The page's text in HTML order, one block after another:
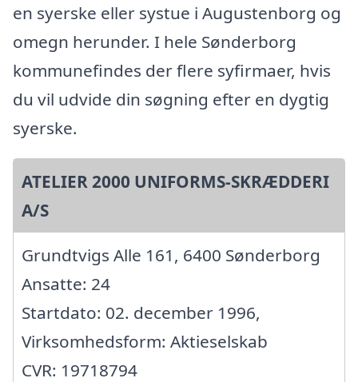
en syerske eller systue i Augustenborg og
omegn herunder. I hele Sønderborg
kommunefindes der flere syfirmaer, hvis
du vil udvide din søgning efter en dygtig
syerske.
ATELIER 2000 UNIFORMS-SKRÆDDERI
A/S
Grundtvigs Alle 161, 6400 Sønderborg
Ansatte: 24
Startdato: 02. december 1996,
Virksomhedsform: Aktieselskab
CVR: 19718794